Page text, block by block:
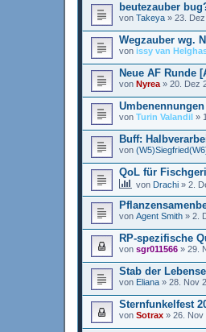
beutezauber
von Takeya » 23.
Wegzauber wg.
von issy van
Neue AF Runde
von Nyrea » 20. Dez
von Turin Valandil »
Buff:
von
QoL für
von Drachi » 2.
von Agent Smith » 2.
RP-spezifische
von sgr011566 » 29.
Stab der
von Eliana » 28. Nov
Sternfunkelfest
von Sotrax » 26. Nov